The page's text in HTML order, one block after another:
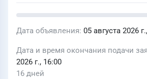
Дата объявления 05 августа 2026
Дата и время окончания подачи
2026 г., 16:00
16 дней